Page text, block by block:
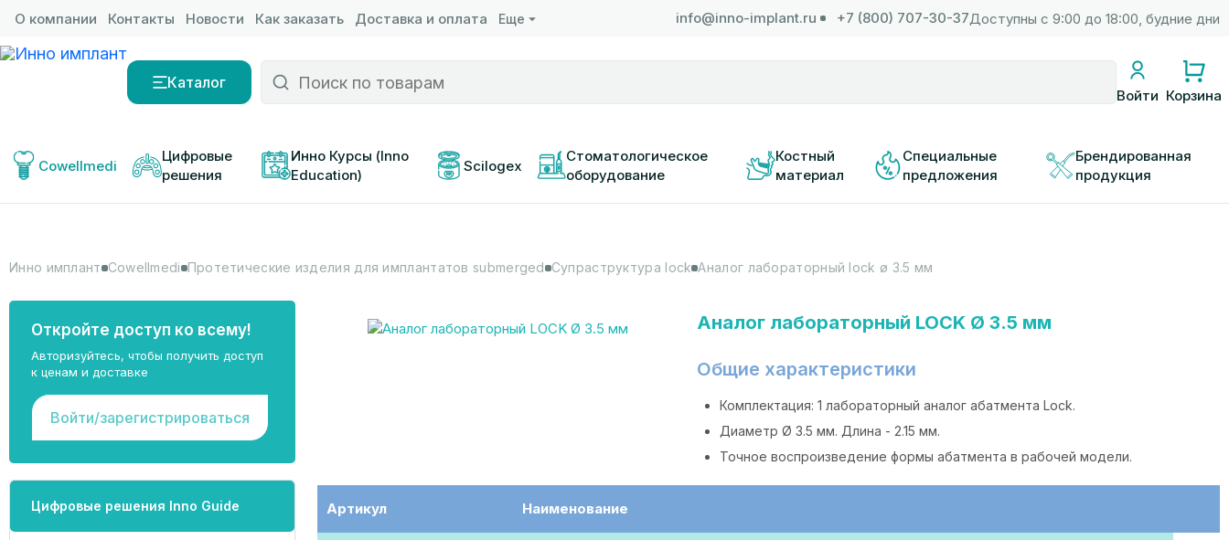
О компании Контакты Новости Как заказать Доставка и оплата Еще info@inno-implant.ru +7 (800) 707-30-37Доступны с 9:00 до 18:00, будние дни
Каталог
Войти Корзина
Cowellmedi
Цифровые
решения
Инно Курсы (Inno
Education)
Scilogex
Стоматологическое
оборудование
Костный
материал
Специальные
предложения
Брендированная
продукция
Инно имплант Cowellmedi Протетические изделия для имплантатов submerged Супраструктура lock Аналог лабораторный lock ø 3.5 мм
Откройте доступ ко всему!
Авторизуйтесь, чтобы получить доступ
к ценам и доставке
Войти/зарегистрироваться
Цифровые решения Inno Guide
Аналог лабораторный LOCK Ø 3.5 мм
Общие характеристики
Комплектация: 1 лабораторный аналог абатмента Lock.
Диаметр Ø 3.5 мм. Длина - 2.15 мм.
Точное воспроизведение формы абатмента в рабочей модели.
Артикул Наименование